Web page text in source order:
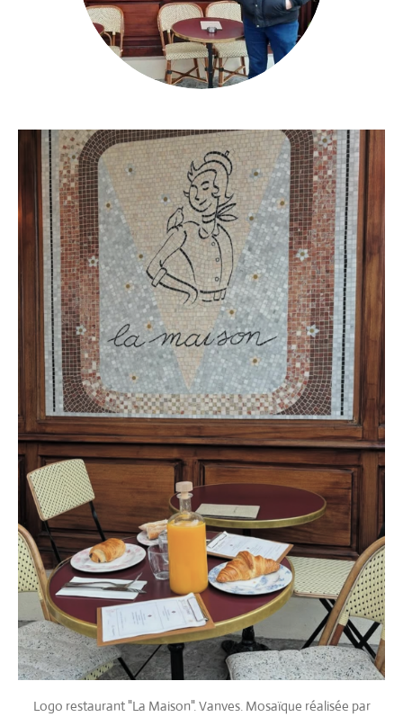
Logo restaurant "La Maison". Vanves. Mosaïque réalisée par